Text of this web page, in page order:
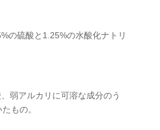
の硫酸と1.25%の水酸化ナトリ
弱アルカリに可溶な成分のう
もの。